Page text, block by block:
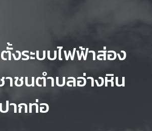
งระบบไฟฟ้าส่อง
าชนตำบลอ่างหิน
ากท่อ